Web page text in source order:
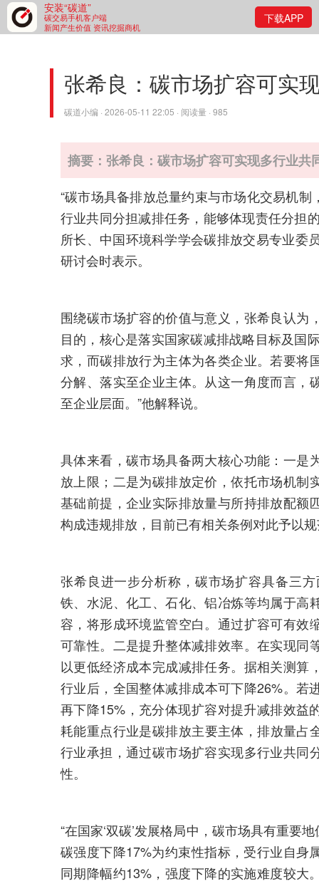
安装“碳道”
碳交易手机客户端
新闻产生价值 资讯挖掘商机
下载APP
张希良：碳市场扩容可实
碳道小编 · 2026-05-11 22:05 · 阅读量 · 985
摘要：张希良：碳市场扩容可实现多行业共
“碳市场具备排放总量约束与市场化交易机
行业共同分担减排任务，能够体现责任分担
所长、中国环境科学学会碳排放交易专业委
研讨会时表示。
围绕碳市场扩容的价值与意义，张希良认为
目的，核心是落实国家碳减排战略目标及国
求，而碳排放行为主体为各类企业。若要将
分解、落实至企业主体。从这一角度而言，
至企业层面。”他解释说。
具体来看，碳市场具备两大核心功能：一是
放上限；二是为碳排放定价，依托市场机制
基础前提，企业实际排放量与所持排放配额
构成违规排放，目前已有相关条例对此予以
张希良进一步分析称，碳市场扩容具备三
铁、水泥、化工、石化、铝冶炼等均属于高
容，将形成环境监管空白。通过扩容可有效
可靠性。二是提升整体减排效率。在实现同
以更低经济成本完成减排任务。据相关测算
行业后，全国整体减排成本可下降26%。若
再下降15%，充分体现扩容对提升减排效益
耗能重点行业是碳排放主要主体，排放量占
行业承担，通过碳市场扩容实现多行业共同
性。
“在国家‘双碳’发展格局中，碳市场具有重要
碳强度下降17%为约束性指标，受行业自身
同期降幅约13%，强度下降的实施难度较大